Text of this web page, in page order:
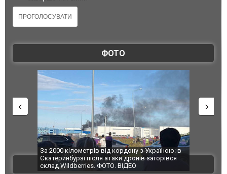
ФОТО
За 2000 кілометрів від кордону з Україною: в
Єкатеринбурзі після атаки дронів загорівся
склад Wildberries. ФОТО. ВІДЕО
"Мої
ВІДЕО